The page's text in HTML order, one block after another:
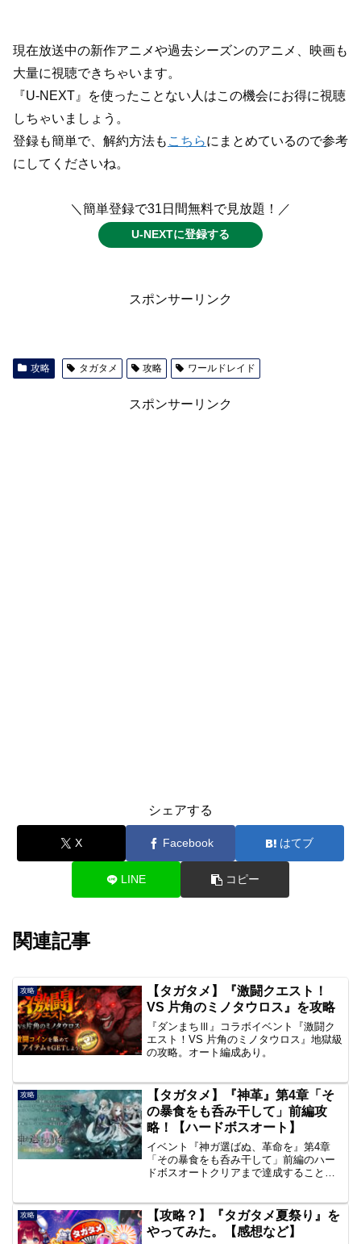
現在放送中の新作アニメや過去シーズンのアニメ、映画も
大量に視聴できちゃいます。
『U-NEXT』を使ったことない人はこの機会にお得に視聴
しちゃいましょう。
登録も簡単で、解約方法も こちらにまとめているので参考
にしてくださいね。
＼簡単登録で31日間無料で見放題！／
U-NEXTに登録する
スポンサーリンク
攻略 タガタメ 攻略 ワールドレイド
スポンサーリンク
シェアする
X Facebook はてブ
LINE コピー
関連記事
攻略
【タガタメ】『激闘クエスト！
VS 片角のミノタウロス』を攻略
『ダンまちⅢ』コラボイベント『激闘ク
エスト！VS 片角のミノタウロス』地獄級
の攻略。オート編成あり。
攻略
【タガタメ】『神革』第4章「そ
の暴食をも呑み干して」前編攻
略！【ハードボスオート】
イベント『神ガ選ばぬ、革命を』第4章
「その暴食をも呑み干して」前編のハー
ドボスオートクリアまで達成することが
ジューリアでした。ストーリー、ボスバ
トルストーリー（ネタバレ...
攻略
【攻略？】『タガタメ夏祭り』を
やってみた。【感想など】